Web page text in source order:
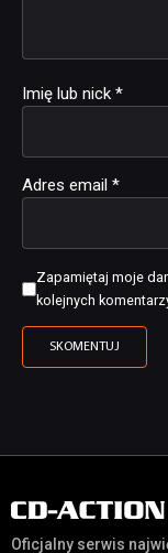
Imię lub nick *
Adres email *
Zapamiętaj moje
kolejnych
Oficjalny serwis